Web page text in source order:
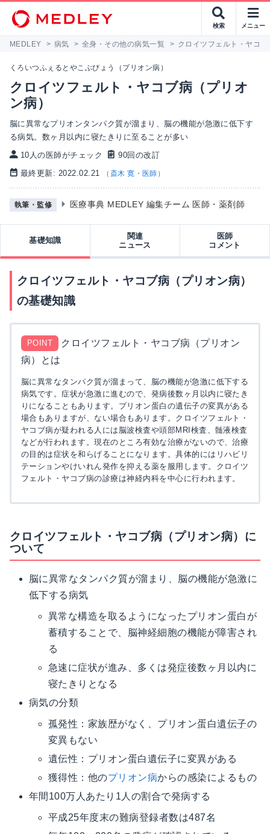
検索 メニュー
MEDLEY > 病気 > 全身・その他の病気一覧 > クロイツフェルト・ヤコ
くろいつふぇるとやこぶびょう（プリオン病）
クロイツフェルト・ヤコブ病（プリオ
ン病）
脳に異常なプリオンタンパク質が溜まり、脳の機能が急激に低下す
る病気。数ヶ月以内に寝たきりに至ることが多い
10人の医師がチェック
90回の改訂
最終更新: 2022.02.21
（ 斎木 寛・医師 ）
執筆・監修 医療事典 MEDLEY 編集チーム 医師・薬剤師
基礎知識
関連
ニュース
医師
コメント
クロイツフェルト・ヤコブ病（プリオン病）
の基礎知識
POINT
クロイツフェルト・ヤコブ病（プリオン
病）とは
脳に異常なタンパク質が溜まって、脳の機能が急激に低下する
病気です。症状が急激に進むので、発病後数ヶ月以内に寝たき
りになることもあります。プリオン蛋白の遺伝子の変異がある
場合もありますが、ない場合もあります。クロイツフェルト・
ヤコブ病が疑われる人には脳波検査や頭部MRI検査、髄液検査
などが行われます。現在のところ有効な治療がないので、治療
の目的は症状を和らげることになります。具体的にはリハビリ
テーションやけいれん発作を抑える薬を服用します。クロイツ
フェルト・ヤコブ病の診療は神経内科を中心に行われます。
クロイツフェルト・ヤコブ病（プリオン病）に
ついて
脳に異常なタンパク質が溜まり、脳の機能が急激に
低下する病気
異常な構造を取るようになったプリオン蛋白が
蓄積することで、脳神経細胞の機能が障害され
る
急速に症状が進み、多くは発症後数ヶ月以内に
寝たきりとなる
病気の分類
孤発性 ：家族歴がなく、プリオン蛋白遺伝子の
変異もない
遺伝性：プリオン蛋白遺伝子に変異がある
獲得性：他のプリオン病からの感染によるもの
年間100万人あたり1人の割合で発病する
平成25年度末の難病登録者数は487名